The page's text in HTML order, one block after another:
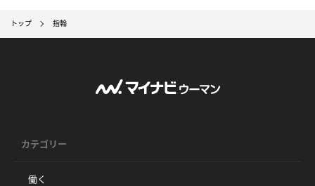
トップ 指輪
カテゴリー
働く